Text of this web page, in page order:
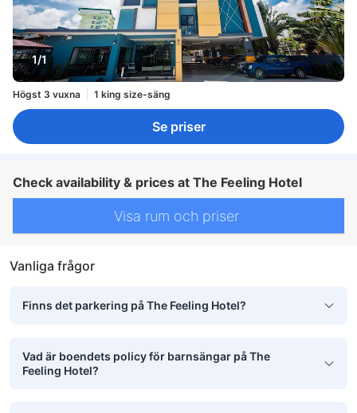
1/1
Högst 3 vuxna 1 king size-säng
Se priser
Check availability & prices at The Feeling Hotel
Visa rum och priser
Vanliga frågor
Finns det parkering på The Feeling Hotel?
Vad är boendets policy för barnsängar på The
Feeling Hotel?